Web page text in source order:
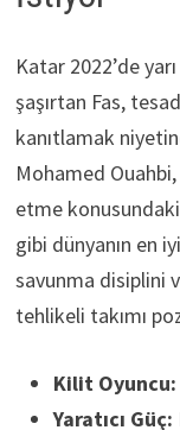
Katar 2022’de
şaşırtan Fas,
kanıtlamak
Mohamed
etme
gibi dünyanın en
savunma disiplini
tehlikeli takımı
Kilit Oyuncu:
Yaratıcı Güç: